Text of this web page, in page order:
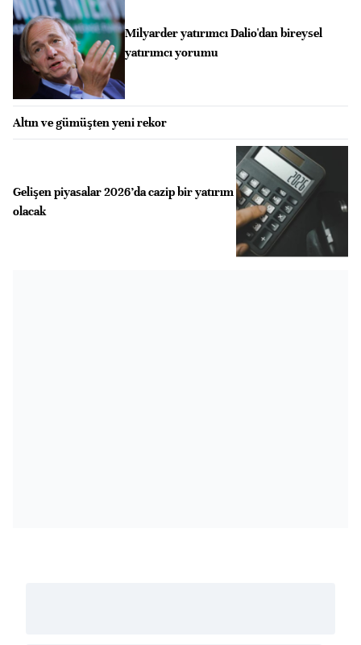
Milyarder yatırımcı Dalio'dan bireysel
yatırımcı yorumu
Altın ve gümüşten yeni rekor
Gelişen piyasalar 2026’da cazip bir yatırım
olacak